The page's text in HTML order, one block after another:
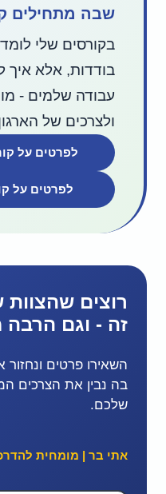
שבה מתחילים
בקורסים שלי
בודדות, אלא איך
עבודה שלמים -
ולצרכים של
לפרטים על
לפרטים על
רוצים שהצוות
זה - וגם הרבה
השאירו פרטים ונחזור
בה נבין את הצרכים
שלכם.
אתי בר | מומחית